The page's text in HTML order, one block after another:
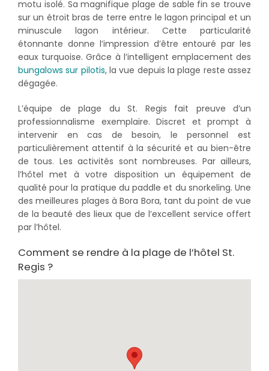
motu isolé. Sa magnifique plage de sable fin se trouve
sur un étroit bras de terre entre le lagon principal et un
minuscule lagon intérieur. Cette particularité
étonnante donne l’impression d’être entouré par les
eaux turquoise. Grâce à l’intelligent emplacement des
bungalows sur pilotis, la vue depuis la plage reste assez
dégagée.
L’équipe de plage du St. Regis fait preuve d’un
professionnalisme exemplaire. Discret et prompt à
intervenir en cas de besoin, le personnel est
particulièrement attentif à la sécurité et au bien-être
de tous. Les activités sont nombreuses. Par ailleurs,
l’hôtel met à votre disposition un équipement de
qualité pour la pratique du paddle et du snorkeling. Une
des meilleures plages à Bora Bora, tant du point de vue
de la beauté des lieux que de l’excellent service offert
par l’hôtel.
Comment se rendre à la plage de l’hôtel St.
Regis ?